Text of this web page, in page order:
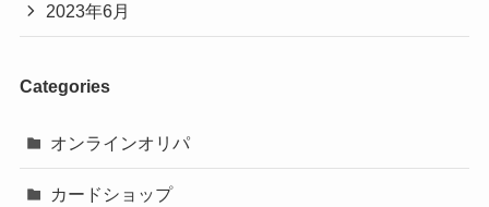
2023年6月
Categories
オンラインオリパ
カードショップ